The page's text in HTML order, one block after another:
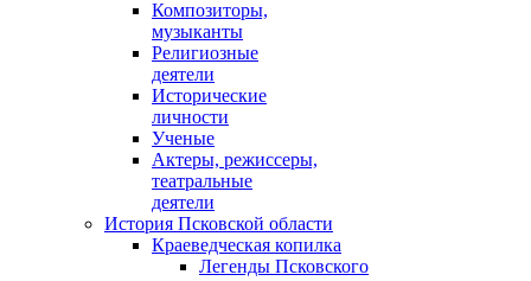
Композиторы,
музыканты
Религиозные
деятели
Исторические
личности
Ученые
Актеры, режиссеры,
театральные
деятели
История Псковской области
Краеведческая копилка
Легенды Псковского